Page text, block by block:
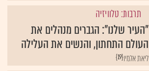
תרבות: טלוויזיה
"העיר שלנו": הגברים מנהלים את
העולם התחתון, והנשים את העלילה
{19}ליאת אלמיו